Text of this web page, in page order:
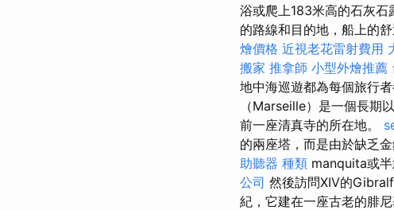
浴或爬上183米高的石灰
的路線和目的地，船上的
燴價格 近視老花雷射費用
搬家 推拿師 小型外燴推薦
地中海巡遊都為每個旅行
（Marseille）是一個長期
前一座清真寺的所在地。
的兩座塔，而是由於缺乏
助聽器 種類 manquita或半
公司 然後訪問XIV的
紀，它建在一座古老的腓